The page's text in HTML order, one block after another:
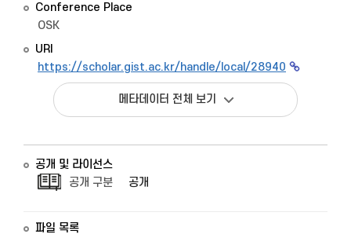
Conference Place
OSK
URI
https://scholar.gist.ac.kr/handle/local/28940
메타데이터 전체 보기
공개 및 라이선스
공개 구분
공개
파일 목록